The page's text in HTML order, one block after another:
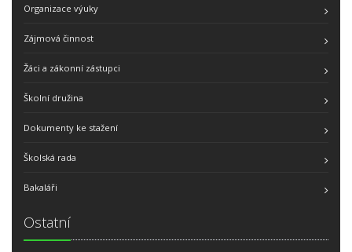
Organizace výuky
Zájmová činnost
Žáci a zákonní zástupci
Školní družina
Dokumenty ke stažení
Školská rada
Bakaláři
Ostatní